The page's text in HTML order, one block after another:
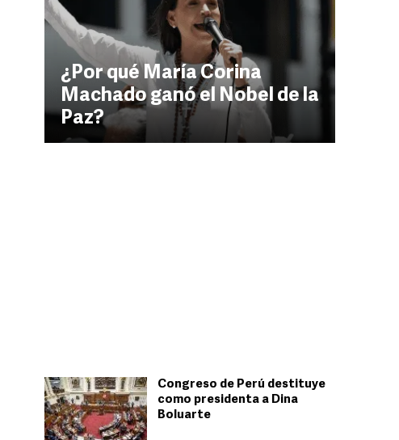
¿Por qué María Corina
Machado ganó el Nobel de la
Paz?
Congreso de Perú destituye
como presidenta a Dina
Boluarte